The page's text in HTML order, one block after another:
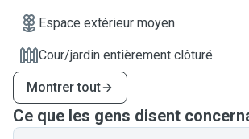
Espace extérieur moyen
Cour/jardin entièrement clôturé
Montrer tout
Ce que les gens disent